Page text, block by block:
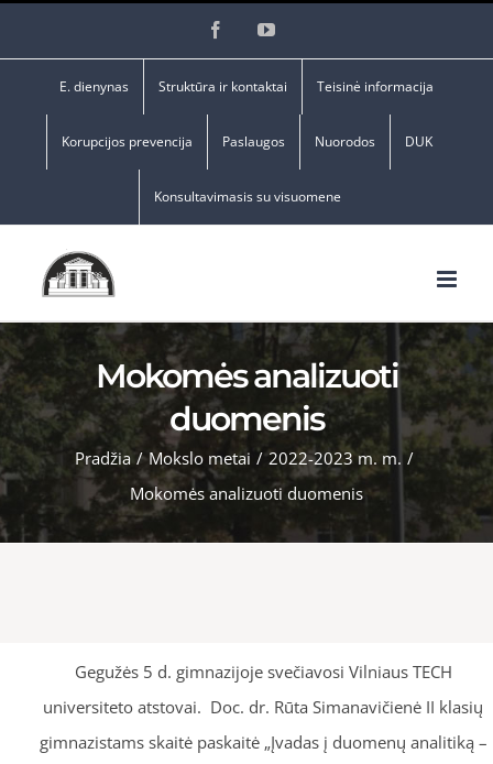
FacebookYouTube
E. dienynas Struktūra ir kontaktai Teisinė informacija
Korupcijos prevencija Paslaugos Nuorodos DUK
Konsultavimasis su visuomene
Mokomės analizuoti
duomenis
Pradžia / Mokslo metai / 2022-2023 m. m. /
Mokomės analizuoti duomenis
Gegužės 5 d. gimnazijoje svečiavosi Vilniaus TECH
universiteto atstovai. Doc. dr. Rūta Simanavičienė II klasių
gimnazistams skaitė paskaitė „Įvadas į duomenų analitiką –